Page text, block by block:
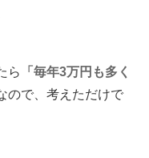
ら
「毎年3万円も多く
ので、考えただけで